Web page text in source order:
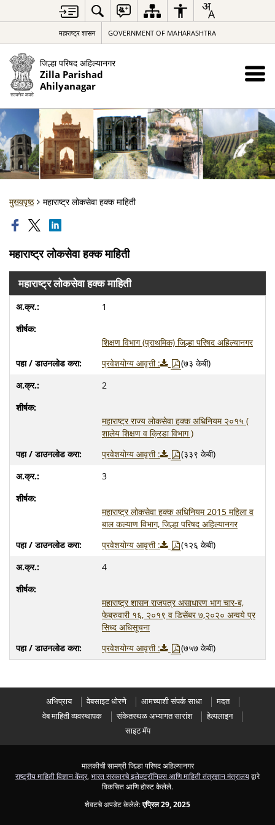
महाराष्ट्र शासन GOVERNMENT OF MAHARASHTRA
जिल्हा परिषद अहिल्यानगर
Zilla Parishad
Ahilyanagar
मुख्यपृष्ठ महाराष्ट्र लोकसेवा हक्क माहिती
महाराष्ट्र लोकसेवा हक्क माहिती
महाराष्ट्र लोकसेवा हक्क माहिती
1
शिक्षण विभाग (प्राथमिक) जिल्हा परिषद अहिल्यानगर
प्रवेशयोग्य आवृत्ती :
(७३ केबी)
2
महाराष्ट्र राज्य लोकसेवा हक्क अधिनियम २०१५ (
शालेय शिक्षण व क्रिडा विभाग )
प्रवेशयोग्य आवृत्ती :
(३३९ केबी)
3
महाराष्ट्र लोकसेवा हक्क अधिनियम 2015 महिला व
बाल कल्याण विभाग, जिल्हा परिषद अहिल्यानगर
प्रवेशयोग्य आवृत्ती :
(१२६ केबी)
4
महाराष्ट्र शासन राजपत्र असाधारण भाग चार-ब,
फेब्रुवारी १६, २०१९ व डिसेंबर ७,२०२० अन्वये प्र
सिध्द अधिसूचना
प्रवेशयोग्य आवृत्ती :
(७५७ केबी)
अभिप्राय वेबसाइट धोरणे आमच्याशी संपर्क साधा
मदत
वेब माहिती व्यवस्थापक
संकेतस्थळ अभ्यागत सारांश
हेल्पलाइन
साइट मॅप
मालकीची सामग्री जिल्हा परिषद अहिल्यानगर
राष्ट्रीय माहिती विज्ञान केंद्र, भारत सरकारचे इलेक्ट्रॉनिक्स आणि माहिती तंत्रज्ञान मंत्रालयद्वारे
विकसित आणि होस्ट केलेले.
शेवटचे अपडेट केलेले:एप्रिल 29, 2025